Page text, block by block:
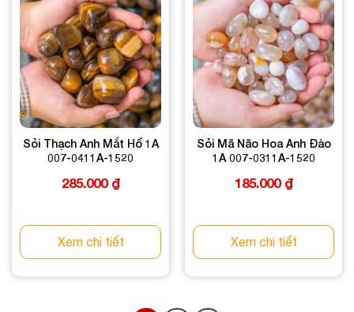
Sỏi Thạch Anh Mắt Hổ 1A
007-0411A-1520
285.000 ₫
Xem chi tiết
Sỏi Mã Não Hoa Anh Đào
1A 007-0311A-1520
185.000 ₫
Xem chi tiết